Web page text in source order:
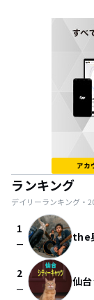
ランキング
デイリーランキング・
1
check_indeterminate_small the
2
check_indeterminate_small 仙